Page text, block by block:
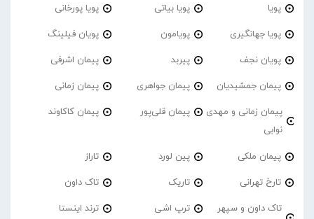
پویا پویا بیاتی پویا پورخانی
پویا جهانگیری پویامون پویان فیلینگ
پویان نجف پیربد پیمان اشرفی
پیمان جمشیدیان پیمان جواهری پیمان زمانی
پیمان زمانی و مهدی
نوابی
پیمان قلی‌پور پیمان کاکاوند
پیمان ملکی پین لورد تاراز
تارخ تهرانی تاریک تاک داون
تاک داون و سپهر
ترپ اشی ترند اینستا